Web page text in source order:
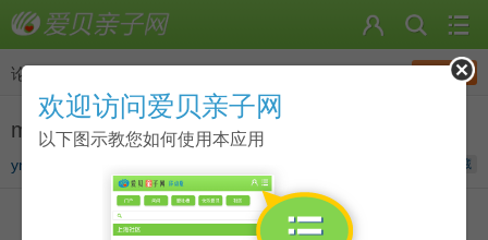
论坛 发帖
maisy_goes_on_holiday点读包_dab格式
收藏
ymj_07216
欢迎访问爱贝亲子网
以下图示教您如何使用本应用